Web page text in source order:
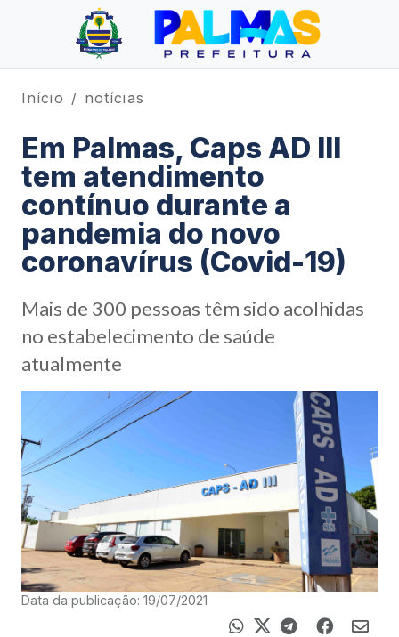
Início notícias
Em Palmas, Caps AD III
tem atendimento
contínuo durante a
pandemia do novo
coronavírus (Covid-19)
Mais de 300 pessoas têm sido acolhidas
no estabelecimento de saúde
atualmente
Data da publicação: 19/07/2021